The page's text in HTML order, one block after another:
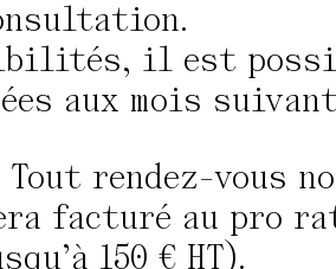
il est
aux mois
rendez-vous
facturé au pro
150 € HT).